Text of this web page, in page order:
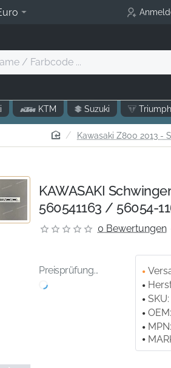
KTM Suzuki Triumph
homeKawasaki Z800 2013 -
KAWASAKI
560541163 / 56054-
0 Bewertungen
Preisprüfung...
SKU:
OEM:
MPN: